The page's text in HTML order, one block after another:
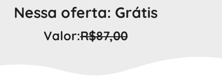
Nessa oferta: Grátis
Valor:R$87,00